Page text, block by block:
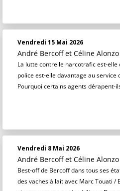
Vendredi 15 Mai 2026
André Bercoff et Céline Alonzo
La lutte contre le narcotrafic est-elle
police est-elle davantage au service
Pourquoi certains agents dérapent-
Vendredi 8 Mai 2026
André Bercoff et Céline Alonzo
Best-off de Bercoff dans tous ses
des vaches à lait avec Marc Touati /